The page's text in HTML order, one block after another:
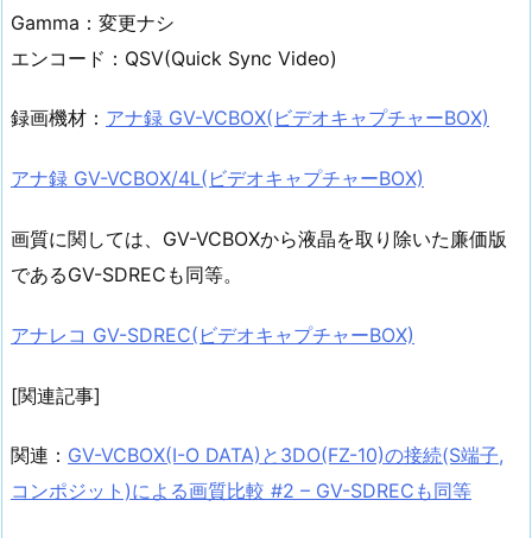
Gamma：変更ナシ
エンコード：QSV(Quick Sync Video)
録画機材： アナ録 GV-VCBOX(ビデオキャプチャーBOX)
アナ録 GV-VCBOX/4L(ビデオキャプチャーBOX)
画質に関しては、GV-VCBOXから液晶を取り除いた廉価版
であるGV-SDRECも同等。
アナレコ GV-SDREC(ビデオキャプチャーBOX)
[関連記事]
関連： GV-VCBOX(I-O DATA)と3DO(FZ-10)の接続(S端子,
コンポジット)による画質比較 #2 – GV-SDRECも同等